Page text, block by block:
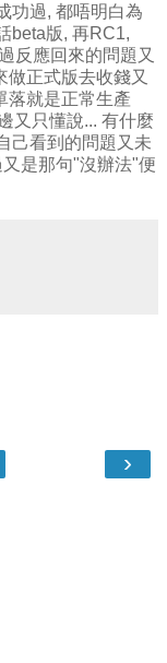
功過, 都唔明白為
beta版, 再RC1,
反應回來的問題又
做正式版去收錢又
落就是正常生產
又只懂說... 有什麼
己看到的問題又未
是那句"沒辦法"便
›